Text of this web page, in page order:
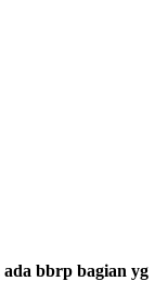
bbrp bagian yg